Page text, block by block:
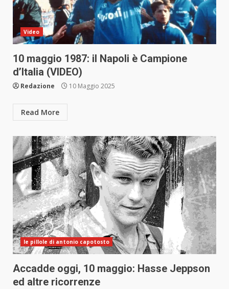
Video
10 maggio 1987: il Napoli è Campione
d’Italia (VIDEO)
Redazione 10 Maggio 2025
Read More
le pillole di antonio capotosto
Accadde oggi, 10 maggio: Hasse Jeppson
ed altre ricorrenze